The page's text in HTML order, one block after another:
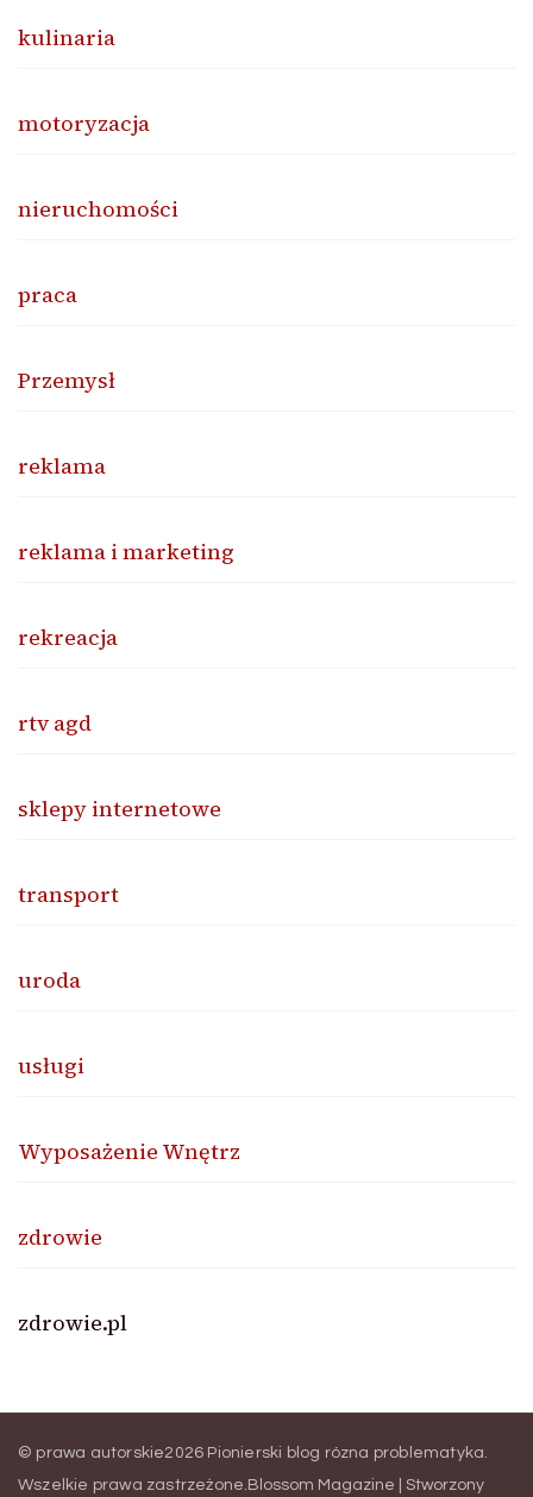
kulinaria
motoryzacja
nieruchomości
praca
Przemysł
reklama
reklama i marketing
rekreacja
rtv agd
sklepy internetowe
transport
uroda
usługi
Wyposażenie Wnętrz
zdrowie
zdrowie.pl
© prawa autorskie2026 Pionierski blog rózna problematyka.
Wszelkie prawa zastrzeżone. Blossom Magazine | Stworzony